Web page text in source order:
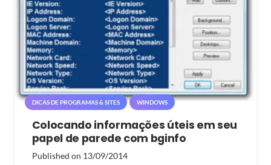
DICAS DE PROGRAMAS & SITES WINDOWS
Colocando informações úteis em seu
papel de parede com bginfo
Published on 13/09/2014